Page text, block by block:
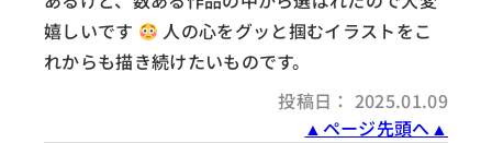
嬉しいです
人の心をグッと掴むイラストをこ
れからも描き続けたいものです。
投稿日： 2025.01.09
▲ページ先頭へ▲